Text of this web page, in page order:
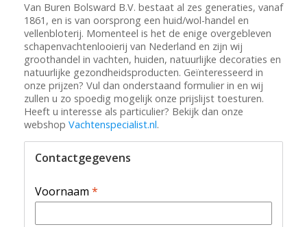
Van Buren Bolsward B.V. bestaat al zes generaties, vanaf
1861, en is van oorsprong een huid/wol-handel en
vellenbloterij. Momenteel is het de enige overgebleven
schapenvachtenlooierij van Nederland en zijn wij
groothandel in vachten, huiden, natuurlijke decoraties en
natuurlijke gezondheidsproducten. Geïnteresseerd in
onze prijzen? Vul dan onderstaand formulier in en wij
zullen u zo spoedig mogelijk onze prijslijst toesturen.
Heeft u interesse als particulier? Bekijk dan onze
webshop Vachtenspecialist.nl.
Contactgegevens
Voornaam *